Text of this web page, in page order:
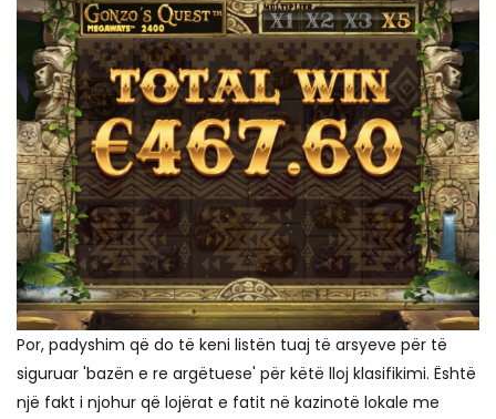
Por, padyshim që do të keni listën tuaj të arsyeve për të
siguruar 'bazën e re argëtuese' për këtë lloj klasifikimi. Është
një fakt i njohur që lojërat e fatit në kazinotë lokale me